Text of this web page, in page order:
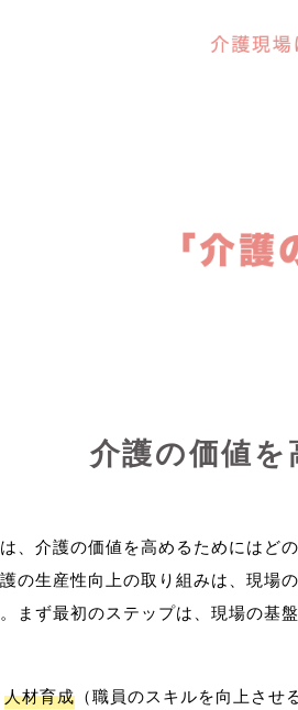
介護の価値
、介護の価値を高めるためにはど
の生産性向上の取り組みは、現場
人材育成 （職員のスキルを向上させ